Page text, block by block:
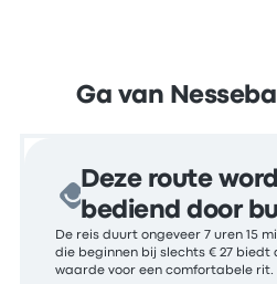
Ga van
Deze route
bediend door
De reis duurt ongeveer 7 uren 15
die beginnen bij slechts € 27 biedt
waarde voor een comfortabele rit.